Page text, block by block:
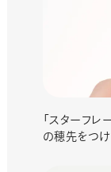
「スターフレ
の穂先をつけ